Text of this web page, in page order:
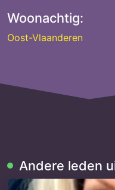
Woonachtig:
Oost-Vlaanderen
Andere leden